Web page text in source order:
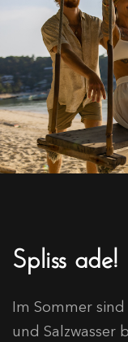
Spliss ade!
Im Sommer
und Salzwasser